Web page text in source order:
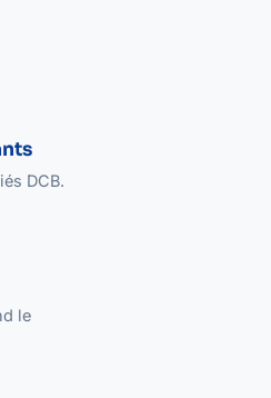
DCB.
le